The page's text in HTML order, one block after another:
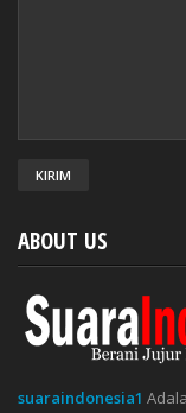
ABOUT US
suaraindonesia1